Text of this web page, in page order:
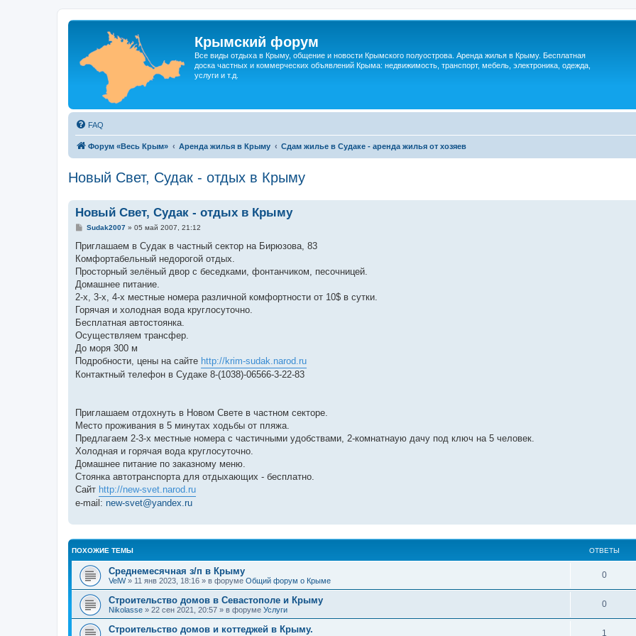
Крымский форум
Все виды отдыха в Крыму, общение и новости Крымского полуострова. Аренда жилья в Крыму. Бесплатная
доска частных и коммерческих объявлений Крыма: недвижимость, транспорт, мебель, электроника, одежда,
услуги и т.д.
FAQ
Форум «Весь Крым» Аренда жилья в Крыму Сдам жилье в Судаке - аренда жилья от хозяев
Новый Свет, Судак - отдых в Крыму
Новый Свет, Судак - отдых в Крыму
С
о
щ
е
и
е
Sudak2007» 05 май 2007, 21:12
Приглашаем в Судак в частный сектор на Бирюзова, 83
Комфортабельный недорогой отдых.
Просторный зелёный двор с беседками, фонтанчиком, песочницей.
Домашнее питание.
2-х, 3-х, 4-х местные номера различной комфортности от 10$ в сутки.
Горячая и холодная вода круглосуточно.
Бесплатная автостоянка.
Осуществляем трансфер.
До моря 300 м
Подробности, цены на сайте http://krim-sudak.narod.ru
Контактный телефон в Судаке 8-(1038)-06566-3-22-83
Приглашаем отдохнуть в Новом Свете в частном секторе.
Место проживания в 5 минутах ходьбы от пляжа.
Предлагаем 2-3-х местные номера с частичными удобствами, 2-комнатнаую дачу под ключ на 5 человек.
Холодная и горячая вода круглосуточно.
Домашнее питание по заказному меню.
Стоянка автотранспорта для отдыхающих - бесплатно.
Cайт http://new-svet.narod.ru
e-mail: new-svet@yandex.ru
ПОХОЖИЕ ТЕМЫ ОТВЕТЫ
Среднемесячная з/п в Крыму
VelW» 11 янв 2023, 18:16 » в форуме Общий форум о Крыме
0
Строительство домов в Севастополе и Крыму
Nikolasse » 22 сен 2021, 20:57 » в форуме Услуги
0
Строительство домов и коттеджей в Крыму. 1